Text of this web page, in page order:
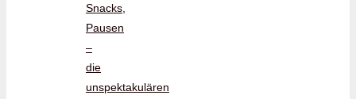
Snacks,
Pausen
–
die
unspektakulären